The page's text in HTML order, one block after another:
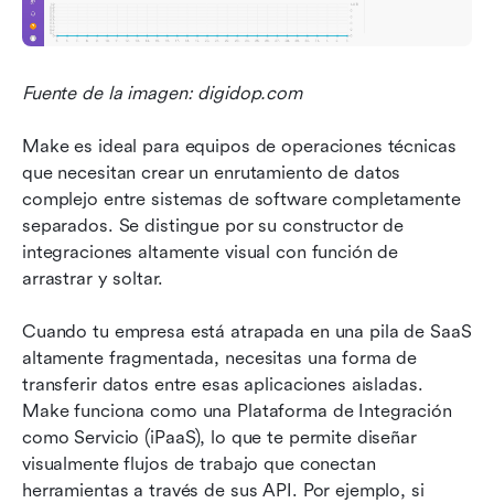
Fuente de la imagen: digidop.com
Make es ideal para equipos de operaciones técnicas
que necesitan crear un enrutamiento de datos
complejo entre sistemas de software completamente
separados. Se distingue por su constructor de
integraciones altamente visual con función de
arrastrar y soltar.
Cuando tu empresa está atrapada en una pila de SaaS
altamente fragmentada, necesitas una forma de
transferir datos entre esas aplicaciones aisladas.
Make funciona como una Plataforma de Integración
como Servicio (iPaaS), lo que te permite diseñar
visualmente flujos de trabajo que conectan
herramientas a través de sus API. Por ejemplo, si